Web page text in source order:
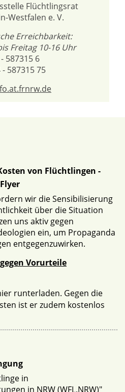
Flüchtlingsrat
Westfalen e. V.
Erreichbarkeit:
Freitag 10-16 Uhr
587315 6
- 587315 75
von Flüchtlingen -
wir die Sensibilisierung
über die Situation
uns aktiv gegen
ein, um Propaganda
entgegenzuwirken.
Vorurteile
runterladen. Gegen die
ist er zudem kostenlos
in
in NRW (WFL.NRW)"